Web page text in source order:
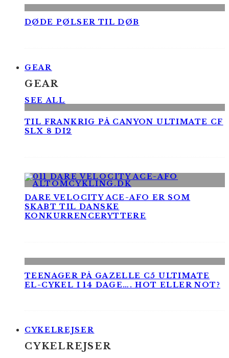
DØDE PØLSER TIL DØB
GEAR
GEAR
SEE ALL
TIL FRANKRIG PÅ CANYON ULTIMATE CF
SLX 8 DI2
DARE VELOCITY ACE-AFO ER SOM
SKABT TIL DANSKE
KONKURRENCERYTTERE
TEENAGER PÅ GAZELLE C5 ULTIMATE
EL-CYKEL I 14 DAGE…. HOT ELLER NOT?
CYKELREJSER
CYKELREJSER